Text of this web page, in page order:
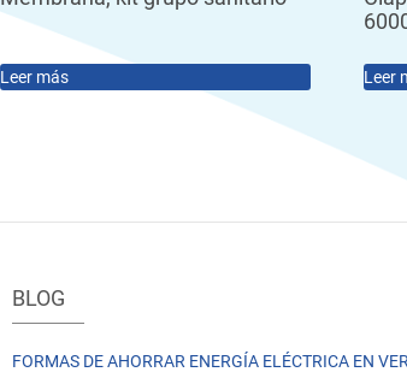
Leer más Leer
BLOG
FORMAS DE AHORRAR ENERGÍA ELÉCTRICA EN